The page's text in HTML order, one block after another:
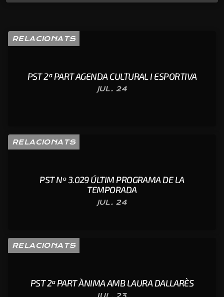
RELACIONATS
PST 2ª PART AGENDA CULTURAL I ESPORTIVA
JUL. 24
RELACIONATS
PST Nº 3.029 ÚLTIM PROGRAMA DE LA
TEMPORADA
JUL. 24
RELACIONATS
PST 2ª PART ÀNIMA AMB LAURA DALLARÈS